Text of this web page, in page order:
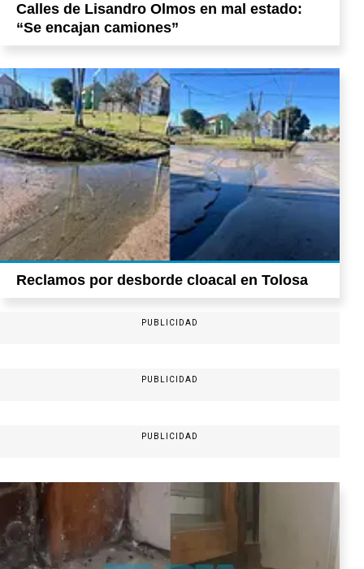
Calles de Lisandro Olmos en mal estado:
“Se encajan camiones”
Reclamos por desborde cloacal en Tolosa
PUBLICIDAD
PUBLICIDAD
PUBLICIDAD